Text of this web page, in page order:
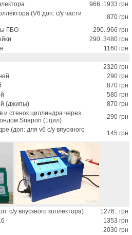
966..1933 грн
(V6 доп: с/у части
870 грн
ГБО
290..966 грн
290..3480 грн
1160 грн
2320 грн
290 грн
870 грн
580 грн
(джипы)
870 грн
и стенок циллиндра через
Snapon (1цил)
290 грн
(доп: для v6 с/у впускного
145 грн
с/у впускного коллектора)
1276.. грн
1353 грн
2030 грн